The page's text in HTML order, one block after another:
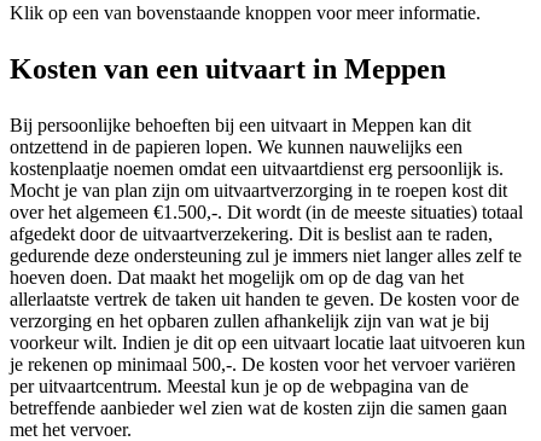
Klik op een van bovenstaande knoppen voor meer informatie.
Kosten van een uitvaart in Meppen
Bij persoonlijke behoeften bij een uitvaart in Meppen kan dit
ontzettend in de papieren lopen. We kunnen nauwelijks een
kostenplaatje noemen omdat een uitvaartdienst erg persoonlijk is.
Mocht je van plan zijn om uitvaartverzorging in te roepen kost dit
over het algemeen €1.500,-. Dit wordt (in de meeste situaties) totaal
afgedekt door de uitvaartverzekering. Dit is beslist aan te raden,
gedurende deze ondersteuning zul je immers niet langer alles zelf te
hoeven doen. Dat maakt het mogelijk om op de dag van het
allerlaatste vertrek de taken uit handen te geven. De kosten voor de
verzorging en het opbaren zullen afhankelijk zijn van wat je bij
voorkeur wilt. Indien je dit op een uitvaart locatie laat uitvoeren kun
je rekenen op minimaal 500,-. De kosten voor het vervoer variëren
per uitvaartcentrum. Meestal kun je op de webpagina van de
betreffende aanbieder wel zien wat de kosten zijn die samen gaan
met het vervoer.